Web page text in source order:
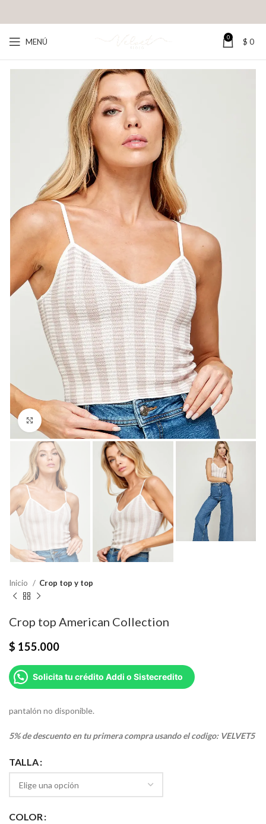
MENÚ 0 $ 0
Click para agrandar
Inicio Crop top y top
Crop top American Collection
$ 155.000
Solicita tu crédito Addi o Sistecredito
pantalón no disponible.
5% de descuento en tu primera compra usando el codigo: VELVET5
TALLA
COLOR